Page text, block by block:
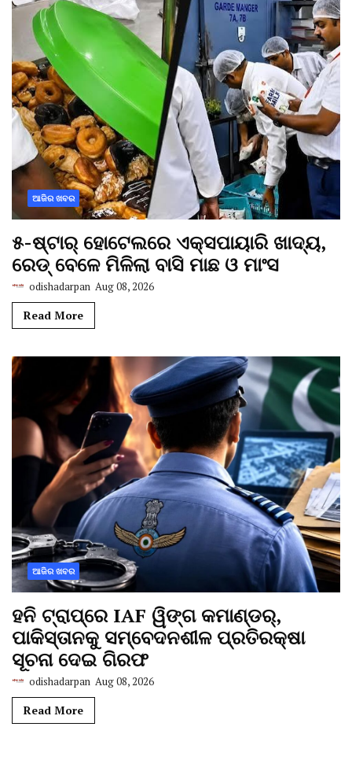
ଆଜିର ଖବର
୫-ଷ୍ଟାର୍ ହୋଟେଲରେ ଏକ୍ସପାୟାରି ଖାଦ୍ୟ,
ରେଡ୍ ବେଳେ ମିଳିଲା ବାସି ମାଛ ଓ ମାଂସ
odishadarpan Aug 08, 2026
Read More
ଆଜିର ଖବର
ହନି ଟ୍ରାପ୍‌ରେ IAF ୱିଙ୍ଗ କମାଣ୍ଡର୍,
ପାକିସ୍ତାନକୁ ସମ୍ବେଦନଶୀଳ ପ୍ରତିରକ୍ଷା
ସୂଚନା ଦେଇ ଗିରଫ
odishadarpan Aug 08, 2026
Read More